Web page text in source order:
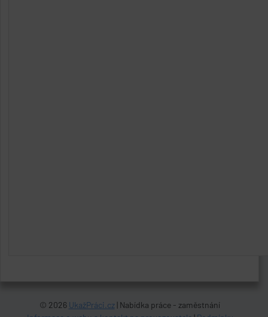
© 2026 UkažPráci.cz| Nabídka práce - zaměstnání